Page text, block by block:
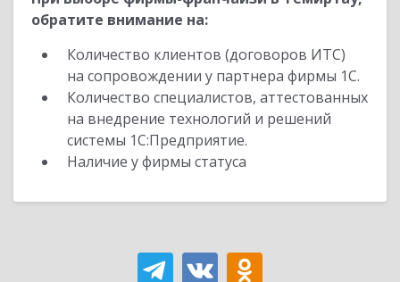
обратите внимание на:
Количество клиентов (договоров ИТС)
на сопровождении у партнера фирмы 1С.
Количество специалистов, аттестованных
на внедрение технологий и решений
системы 1С:Предприятие.
Наличие у фирмы статуса